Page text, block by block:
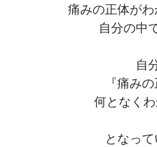
痛みの正体がわ
自分の中
自
『痛み
何となく
となって